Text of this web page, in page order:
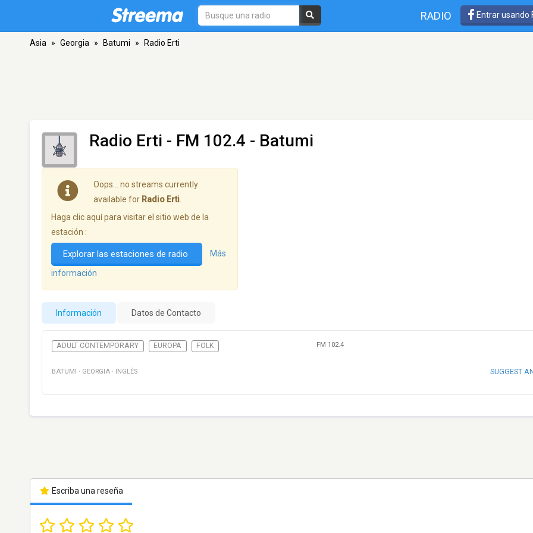
RADIO Entrar usando
Asia » Georgia » Batumi » Radio Erti
Radio Erti - FM 102.4 - Batumi
Oops… no streams currently
available for Radio Erti
Haga clic aquí para visitar el sitio web de la
estación :
Explorar las estaciones de radio Más
información
Información Datos de Contacto
ADULT CONTEMPORARY EUROPA FOLK FM 102.4
BATUMI · GEORGIA · INGLÉS SUGGEST
Escriba una reseña